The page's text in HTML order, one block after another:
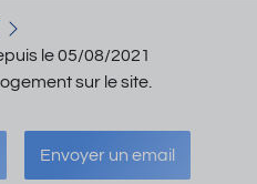
le 05/08/2021
sur le site.
Envoyer un email